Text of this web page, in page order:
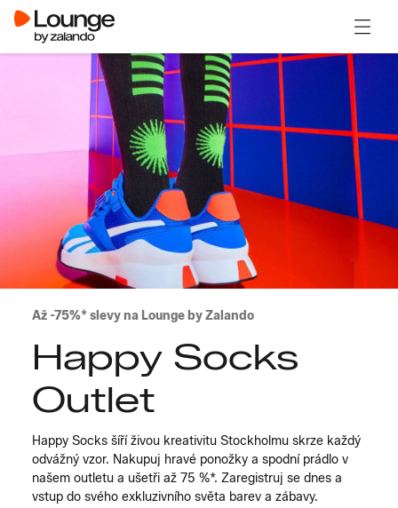
Až -75%* slevy na Lounge by Zalando
Happy Socks
Outlet
Happy Socks šíří živou kreativitu Stockholmu skrze každý
odvážný vzor. Nakupuj hravé ponožky a spodní prádlo v
našem outletu a ušetři až 75 %*. Zaregistruj se dnes a
vstup do svého exkluzivního světa barev a zábavy.